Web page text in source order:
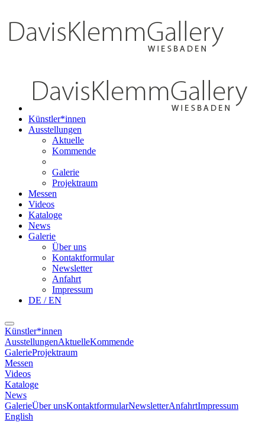
Künstler*innen
Ausstellungen
Aktuelle
Kommende
Galerie
Projektraum
Messen
Videos
Kataloge
News
Galerie
Über uns
Kontaktformular
Newsletter
Anfahrt
Impressum
DE / EN
Künstler*innen
AusstellungenAktuelleKommende
GalerieProjektraum
Messen
Videos
Kataloge
News
GalerieÜber unsKontaktformularNewsletterAnfahrtImpressum
English